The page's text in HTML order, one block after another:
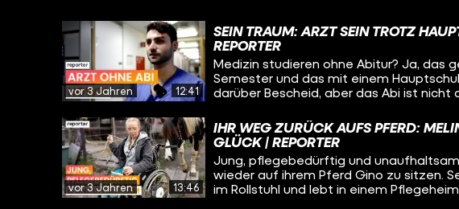
vor 3 Jahren 12:41
SEIN TRAUM: ARZT SEIN TROTZ
REPORTER
Medizin studieren ohne Abitur? Ja, das
Semester und das mit einem
darüber Bescheid, aber das Abi ist nicht
vor 3 Jahren 13:46
IHR WEG ZURÜCK AUFS PFERD:
GLÜCK | REPORTER
Jung, pflegebedürftig und
wieder auf ihrem Pferd Gino zu sitzen.
im Rollstuhl und lebt in einem